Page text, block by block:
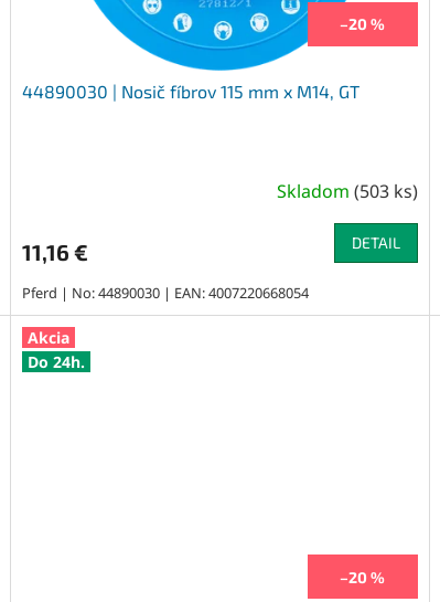
–20 %
44890030 | Nosič fíbrov 115 mm x M14, GT
Skladom (503 ks)
11,16 € DETAIL
Pferd | No: 44890030 | EAN: 4007220668054
Akcia
Do 24h.
–20 %